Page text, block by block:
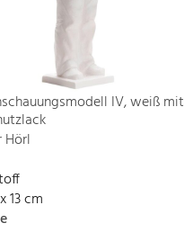
IV, weiß mit
13 cm